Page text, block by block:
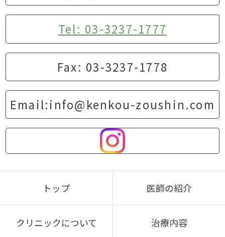
Tel: 03-3237-1777
Fax: 03-3237-1778
Email:info@kenkou-zoushin.com
トップ 医師の紹介
クリニックについて 治療内容